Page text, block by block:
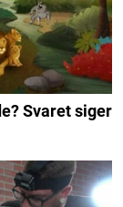
Svaret siger